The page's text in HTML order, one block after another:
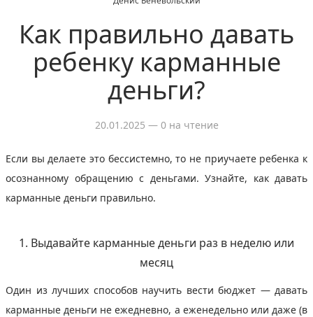
Как правильно давать
ребенку карманные
деньги?
20.01.2025 — 0 на чтение
Если вы делаете это бессистемно, то не приучаете ребенка к
осознанному обращению с деньгами. Узнайте, как давать
карманные деньги правильно.
1. Выдавайте карманные деньги раз в неделю или
месяц
Один из лучших способов научить вести бюджет — давать
карманные деньги не ежедневно, а еженедельно или даже (в